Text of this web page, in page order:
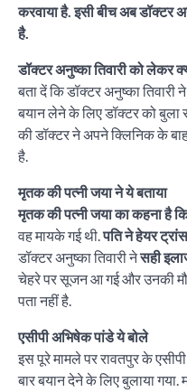
करवाया है. इसी बीच अब डॉक्टर
है.
डॉक्टर अनुष्का तिवारी को लेकर
बता दें कि डॉक्टर अनुष्का
बयान लेने के लिए डॉक्टर को बुला
की डॉक्टर ने अपने क्लिनिक के
है.
मृतक की पत्नी जया ने ये बताया
मृतक की पत्नी जया का कहना है
वह मायके गई थी.पति ने हेयर
डॉक्टर अनुष्का तिवारी नेसही
चेहरे पर सूजन आ गई और उनकी
पता नहीं है.
एसीपी अभिषेक पांडे ये बोले
इस पूरे मामले पर रावतपुर के
बार बयान देने के लिए बुलाया